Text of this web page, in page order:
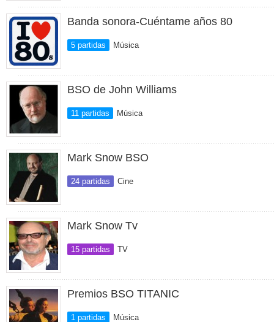
Banda sonora-Cuéntame años 80
5 partidas Música
BSO de John Williams
11 partidas Música
Mark Snow BSO
24 partidas Cine
Mark Snow Tv
15 partidas TV
Premios BSO TITANIC
1 partidas Música